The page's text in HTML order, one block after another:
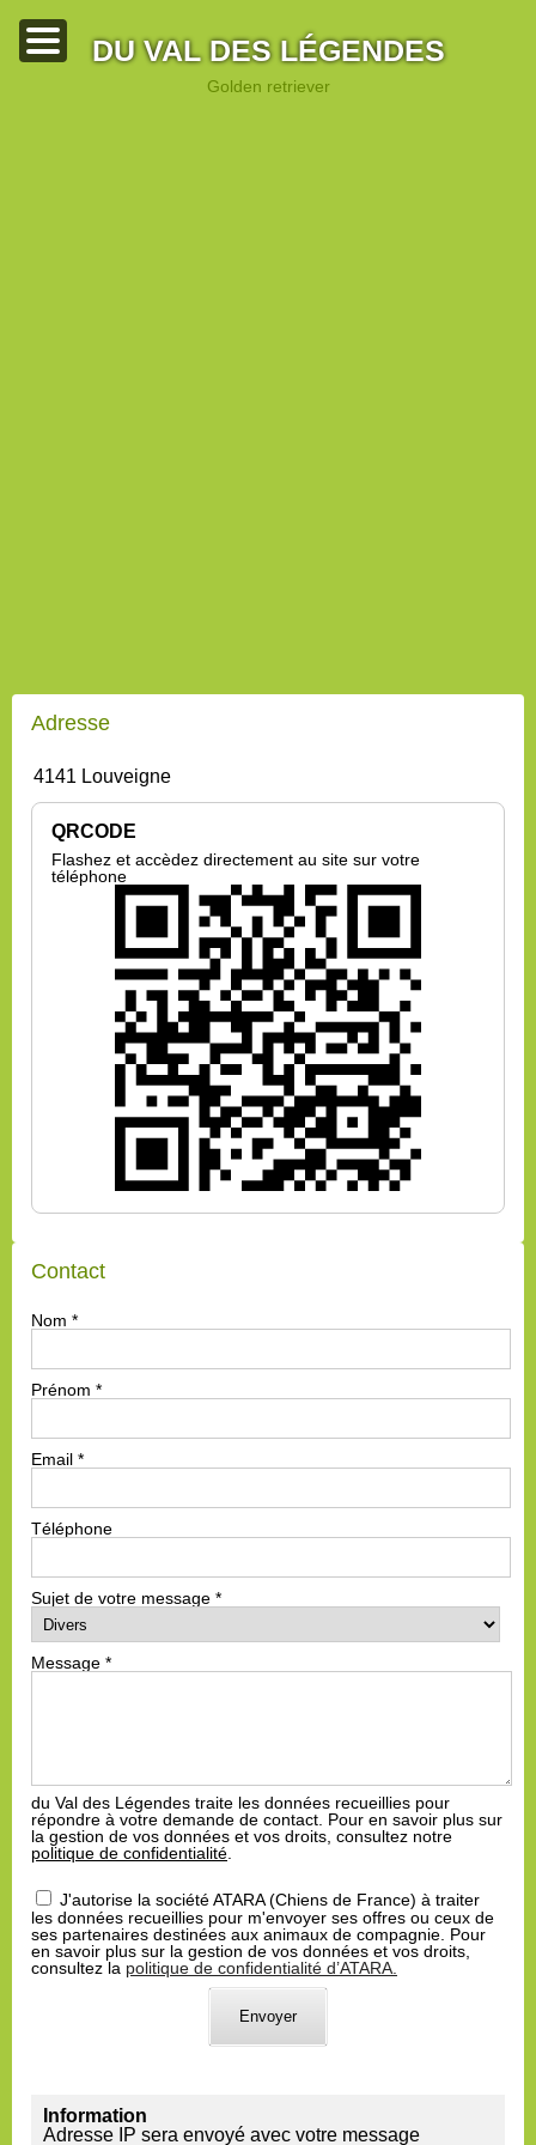
DU VAL DES LÉGENDES
golden retriever
Adresse
4141 Louveigne
QRCODE
Flashez et accèdez directement au site sur votre
téléphone
Contact
Nom *
Prénom *
Email *
Téléphone
Sujet de votre message *
Message *
du Val des Légendes traite les données recueillies pour
répondre à votre demande de contact. Pour en savoir plus sur
la gestion de vos données et vos droits, consultez notre
politique de confidentialité
J'autorise la société ATARA (Chiens de France) à traiter
les données recueillies pour m'envoyer ses offres ou ceux de
ses partenaires destinées aux animaux de compagnie. Pour
en savoir plus sur la gestion de vos données et vos droits,
consultez la politique de confidentialité d’ATARA.
Information
Adresse IP sera envoyé avec votre message